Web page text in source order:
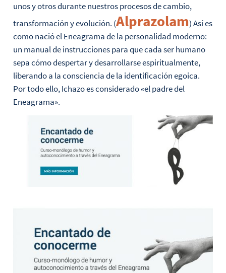
unos y otros durante nuestros procesos de cambio,
transformación y evolución. (Alprazolam) Así es
como nació el Eneagrama de la personalidad moderno:
un manual de instrucciones para que cada ser humano
sepa cómo despertar y desarrollarse espiritualmente,
liberando a la consciencia de la identificación egoica.
Por todo ello, Ichazo es considerado «el padre del
Eneagrama».